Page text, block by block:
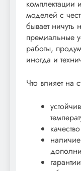
комплектации
моделей с
бывает ничуть
премиальные
работы,
иногда и
Что влияет на